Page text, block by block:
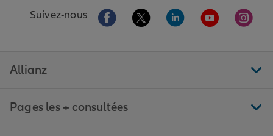
Suivez-nous Aller sur la page Facebook de Allianz
Aller sur la page Twitter de
Aller sur la page
Aller sur la
Aller
Allianz
Pages les + consultées